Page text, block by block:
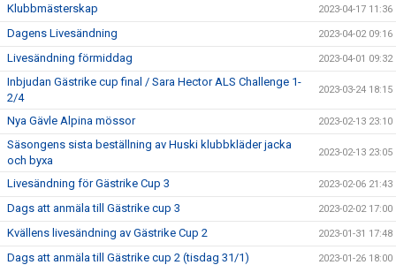
Klubbmästerskap 2023-04-17 11:36
Dagens Livesändning 2023-04-02 09:16
Livesändning förmiddag 2023-04-01 09:32
Inbjudan Gästrike cup final / Sara Hector ALS Challenge 1-
2/4
2023-03-24 18:15
Nya Gävle Alpina mössor 2023-02-13 23:10
Säsongens sista beställning av Huski klubbkläder jacka
och byxa
2023-02-13 23:05
Livesändning för Gästrike Cup 3 2023-02-06 21:43
Dags att anmäla till Gästrike cup 3 2023-02-02 17:00
Kvällens livesändning av Gästrike Cup 2 2023-01-31 17:48
Dags att anmäla till Gästrike cup 2 (tisdag 31/1) 2023-01-26 18:00